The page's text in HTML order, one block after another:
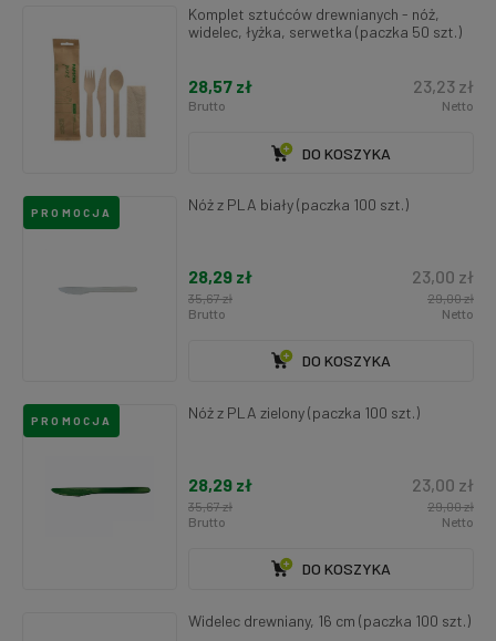
Komplet sztućców drewnianych - nóż,
widelec, łyżka, serwetka (paczka 50 szt.)
28,57 zł
Brutto
23,23 zł
Netto
DO KOSZYKA
Nóż z PLA biały (paczka 100 szt.)
28,29 zł
35,67 zł
Brutto
23,00 zł
29,00 zł
Netto
DO KOSZYKA
PROMOCJA
Nóż z PLA zielony (paczka 100 szt.)
28,29 zł
35,67 zł
Brutto
23,00 zł
29,00 zł
Netto
DO KOSZYKA
PROMOCJA
Widelec drewniany, 16 cm (paczka 100 szt.)